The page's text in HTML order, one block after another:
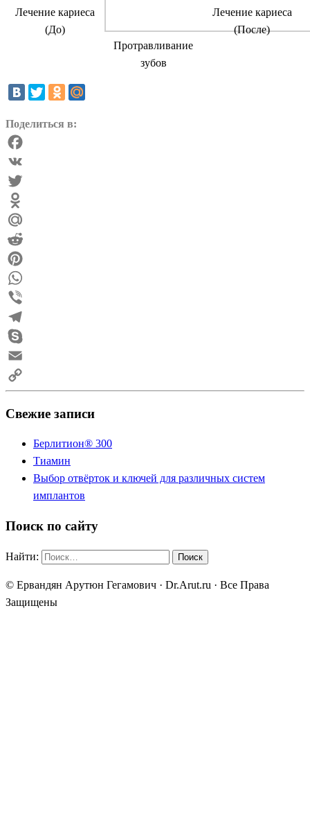
Лечение кариеса
(До)
Протравливание
зубов
Лечение кариеса
(После)
Поделиться в:
Facebook
VK
Twitter
Odnoklassniki
Mail.Ru
Reddit
Pinterest
WhatsApp
Viber
Telegram
Skype
Email
Copy
Link
Свежие записи
Берлитион® 300
Тиамин
Выбор отвёрток и ключей для различных систем
имплантов
Поиск по сайту
Найти:
© Ервандян Арутюн Гегамович · Dr.Arut.ru · Все Права
Защищены